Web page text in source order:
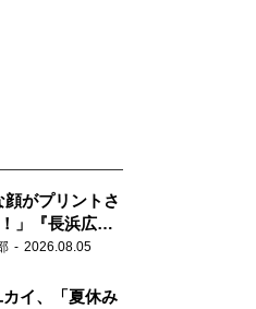
顔がプリントさ
」『長浜広奈
グッズ発売
2026.08.05
イ、「夏休み